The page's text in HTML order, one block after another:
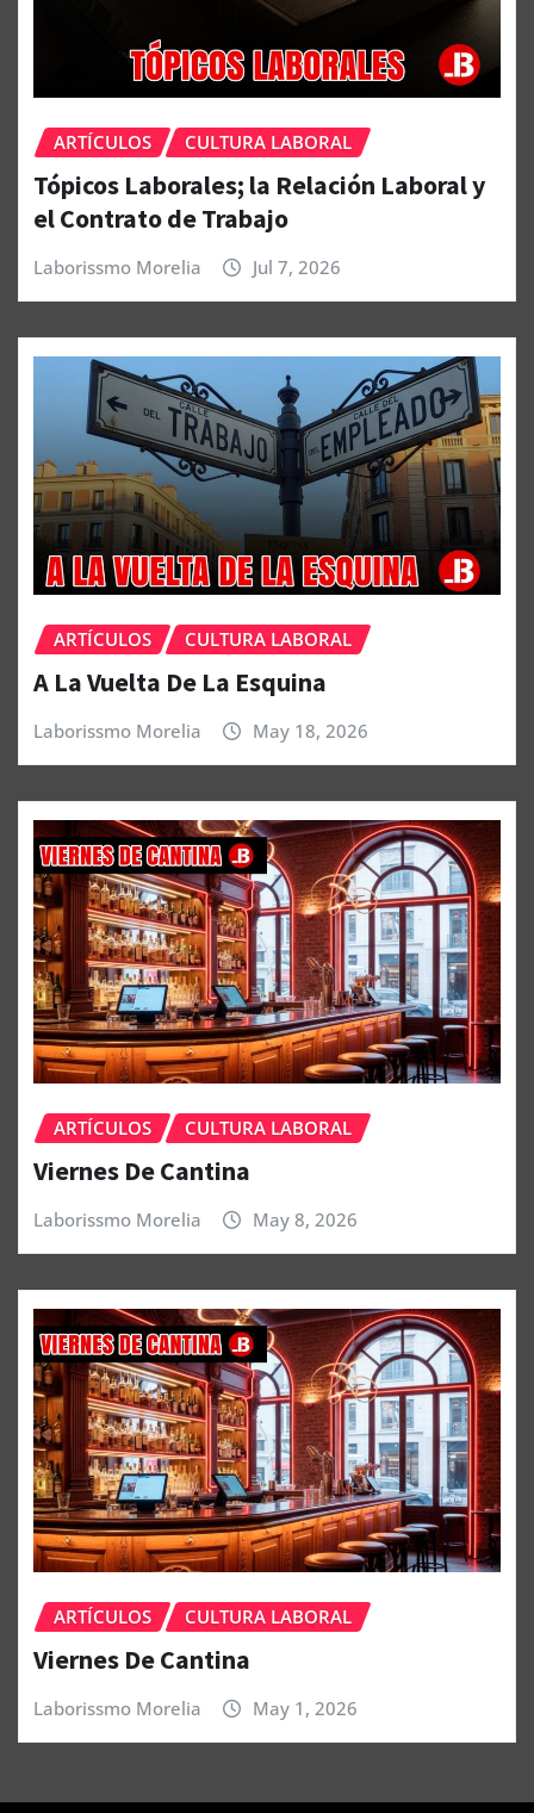
ARTÍCULOS CULTURA LABORAL
Tópicos Laborales; la Relación Laboral y
el Contrato de Trabajo
Laborissmo Morelia Jul 7, 2026
ARTÍCULOS CULTURA LABORAL
A La Vuelta De La Esquina
Laborissmo Morelia May 18, 2026
ARTÍCULOS CULTURA LABORAL
Viernes De Cantina
Laborissmo Morelia May 8, 2026
ARTÍCULOS CULTURA LABORAL
Viernes De Cantina
Laborissmo Morelia May 1, 2026